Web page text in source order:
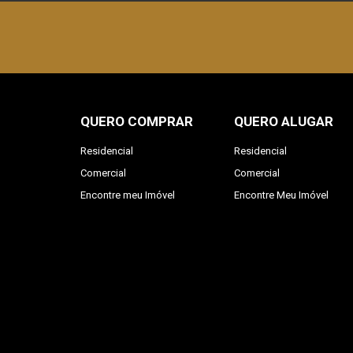
QUERO COMPRAR
Residencial
Comercial
Encontre meu Imóvel
QUERO ALUGAR
Residencial
Comercial
Encontre Meu Imóvel